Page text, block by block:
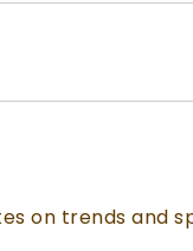
on trends and